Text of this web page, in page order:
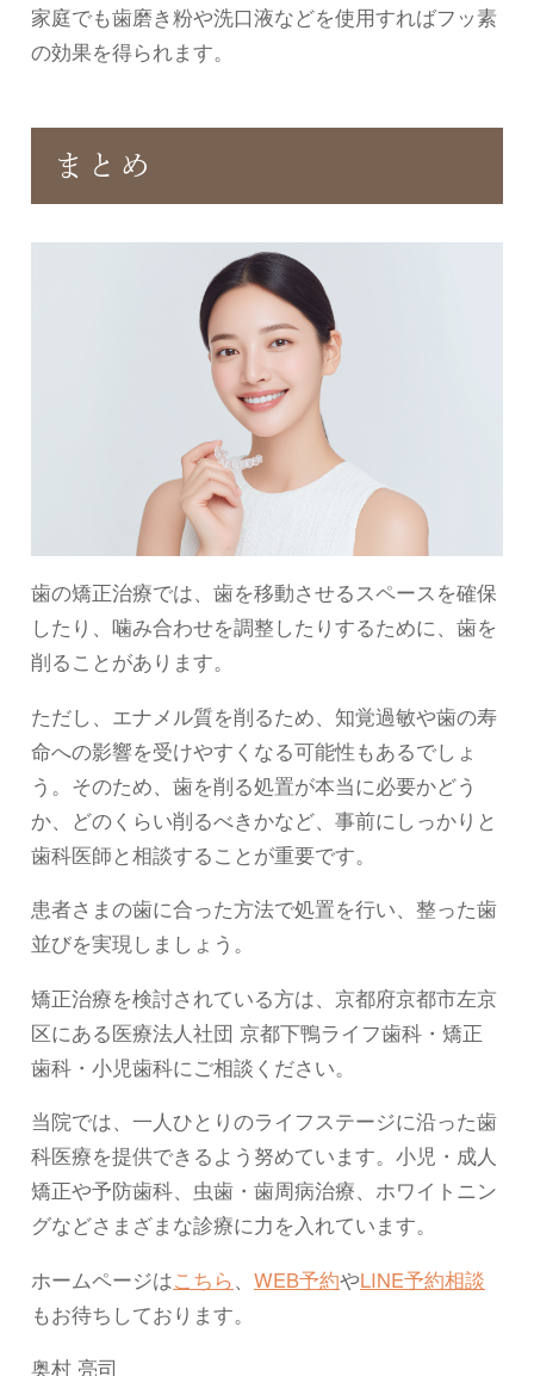
家庭でも歯磨き粉や洗口液などを使用すればフッ素
の効果を得られます。
まとめ
歯の矯正治療では、歯を移動させるスペースを確保
したり、噛み合わせを調整したりするために、歯を
削ることがあります。
ただし、エナメル質を削るため、知覚過敏や歯の寿
命への影響を受けやすくなる可能性もあるでしょ
う。そのため、歯を削る処置が本当に必要かどう
か、どのくらい削るべきかなど、事前にしっかりと
歯科医師と相談することが重要です。
患者さまの歯に合った方法で処置を行い、整った歯
並びを実現しましょう。
矯正治療を検討されている方は、京都府京都市左京
区にある医療法人社団 京都下鴨ライフ歯科・矯正
歯科・小児歯科にご相談ください。
当院では、一人ひとりのライフステージに沿った歯
科医療を提供できるよう努めています。小児・成人
矯正や予防歯科、虫歯・歯周病治療、ホワイトニン
グなどさまざまな診療に力を入れています。
ホームページはこちら、WEB予約やLINE予約相談
もお待ちしております。
奥村 亮司